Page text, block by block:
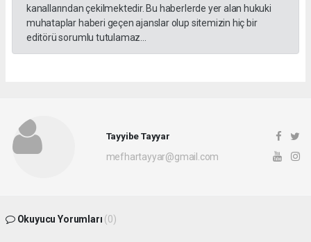
kanallarından çekilmektedir. Bu haberlerde yer alan hukuki
muhataplar haberi geçen ajanslar olup sitemizin hiç bir
editörü sorumlu tutulamaz...
Tayyibe Tayyar
mefhartayyar@gmail.com
Okuyucu Yorumları (0)